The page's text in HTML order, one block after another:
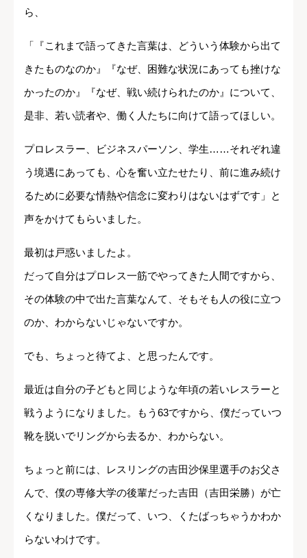
ら、
「『これまで語ってきた言葉は、どういう体験から出て
きたものなのか』『なぜ、困難な状況にあっても挫けな
かったのか』『なぜ、戦い続けられたのか』について、
是非、若い読者や、働く人たちに向けて語ってほしい。
プロレスラー、ビジネスパーソン、学生……それぞれ違
う境遇にあっても、心を奮い立たせたり、前に進み続け
るために必要な情熱や信念に変わりはないはずです」と
声をかけてもらいました。
最初は戸惑いましたよ。
だって自分はプロレス一筋でやってきた人間ですから、
その体験の中で出た言葉なんて、そもそも人の役に立つ
のか、わからないじゃないですか。
でも、ちょっと待てよ、と思ったんです。
最近は自分の子どもと同じような年頃の若いレスラーと
戦うようになりました。もう63ですから、僕だっていつ
靴を脱いでリングから去るか、わからない。
ちょっと前には、レスリングの吉田沙保里選手のお父さ
んで、僕の専修大学の後輩だった吉田（吉田栄勝）が亡
くなりました。僕だって、いつ、くたばっちゃうかわか
らないわけです。